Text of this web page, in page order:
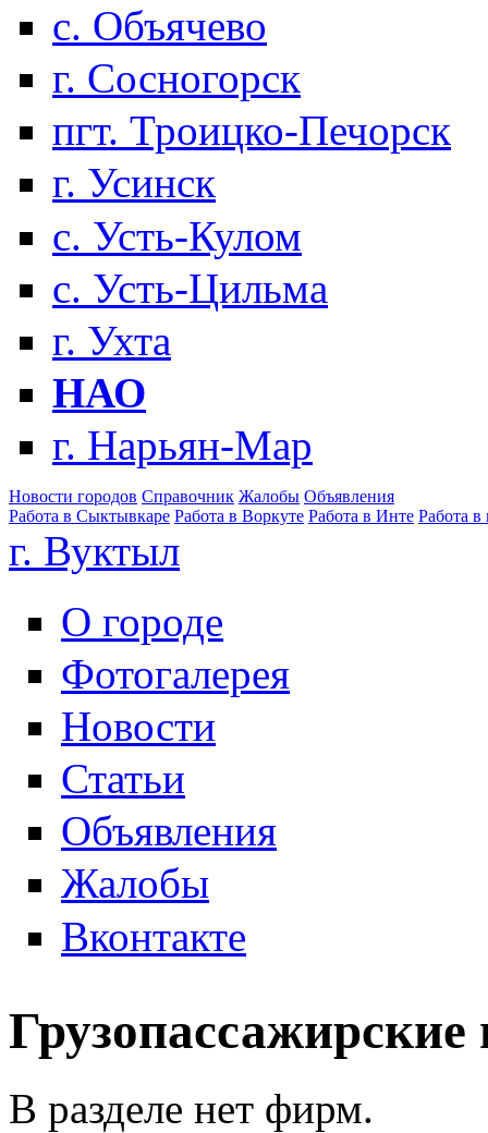
с. Объячево
г. Сосногорск
пгт. Троицко-Печорск
г. Усинск
с. Усть-Кулом
с. Усть-Цильма
г. Ухта
НАО
г. Нарьян-Мар
Новости городов Справочник Жалобы Объявления
Работа в Сыктывкаре Работа в Воркуте Работа в Инте Работа в
г. Вуктыл
О городе
Фотогалерея
Новости
Статьи
Объявления
Жалобы
Вконтакте
В разделе нет фирм.